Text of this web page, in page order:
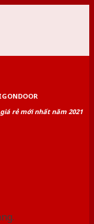
rẻ mới nhất năm 2021